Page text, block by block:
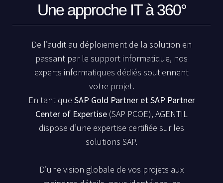
Une approche IT à 360°
De l’audit au déploiement de la solution en
passant par le support informatique, nos
experts informatiques dédiés soutiennent
votre projet.
En tant que SAP Gold Partner et SAP Partner
Center of Expertise (SAP PCOE), AGENTIL
dispose d’une expertise certifiée sur les
solutions SAP.
D’une vision globale de vos projets aux